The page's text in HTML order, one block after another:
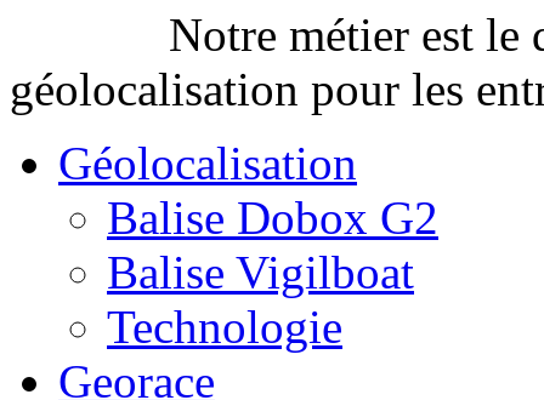
Notre métier est le
géolocalisation pour les
Géolocalisation
Balise Dobox G2
Balise Vigilboat
Technologie
Georace